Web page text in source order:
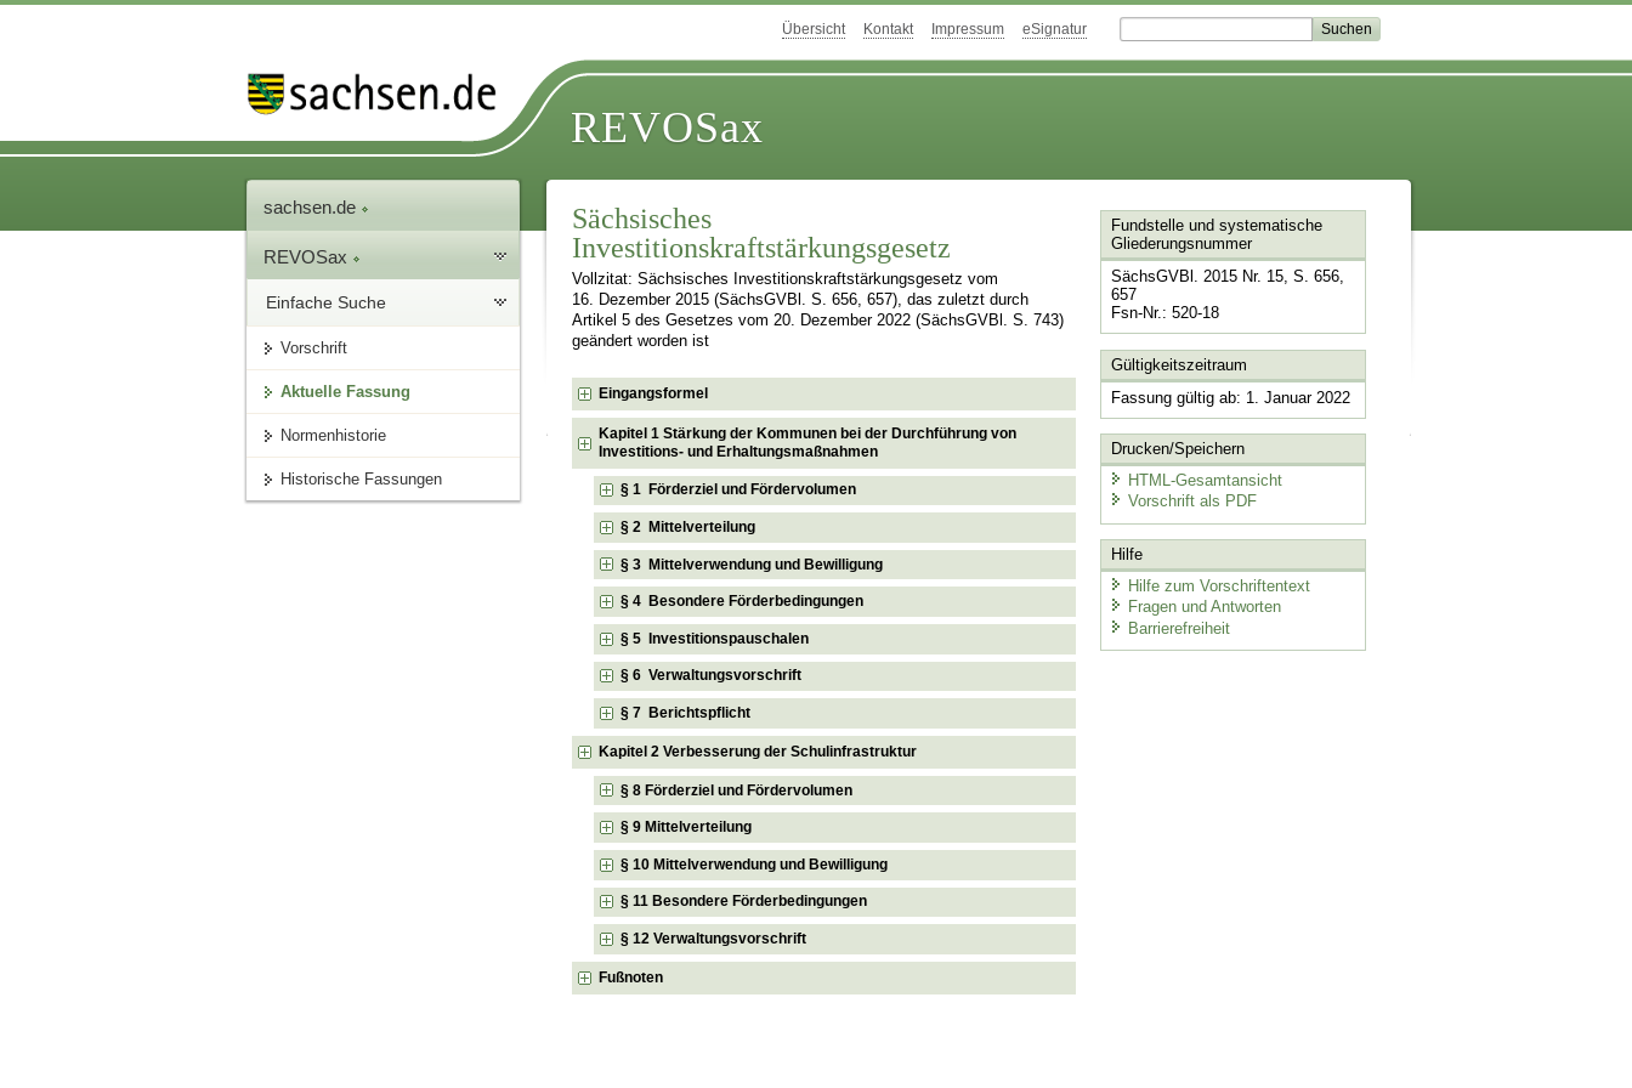
Übersicht Kontakt Impressum eSignatur
REVOSax
sachsen.de
REVOSax
Einfache Suche
Vorschrift
Aktuelle Fassung
Normenhistorie
Historische Fassungen
Sächsisches
Investitionskraftstärkungsgesetz
Vollzitat: Sächsisches Investitionskraftstärkungsgesetz vom
16. Dezember 2015 (SächsGVBl. S. 656, 657), das zuletzt durch
Artikel 5 des Gesetzes vom 20. Dezember 2022 (SächsGVBl. S. 743)
geändert worden ist
Eingangsformel
Kapitel 1 Stärkung der Kommunen bei der Durchführung von
Investitions- und Erhaltungsmaßnahmen
§ 1 Förderziel und Fördervolumen
§ 2 Mittelverteilung
§ 3 Mittelverwendung und Bewilligung
§ 4 Besondere Förderbedingungen
§ 5 Investitionspauschalen
§ 6 Verwaltungsvorschrift
§ 7 Berichtspflicht
Kapitel 2 Verbesserung der Schulinfrastruktur
§ 8 Förderziel und Fördervolumen
§ 9 Mittelverteilung
§ 10 Mittelverwendung und Bewilligung
§ 11 Besondere Förderbedingungen
§ 12 Verwaltungsvorschrift
Fußnoten
Fundstelle und systematische
Gliederungsnummer
SächsGVBl. 2015 Nr. 15, S. 656,
657
Fsn-Nr.: 520-18
Gültigkeitszeitraum
Fassung gültig ab: 1. Januar 2022
Drucken/Speichern
HTML-Gesamtansicht
Vorschrift als PDF
Hilfe
Hilfe zum Vorschriftentext
Fragen und Antworten
Barrierefreiheit